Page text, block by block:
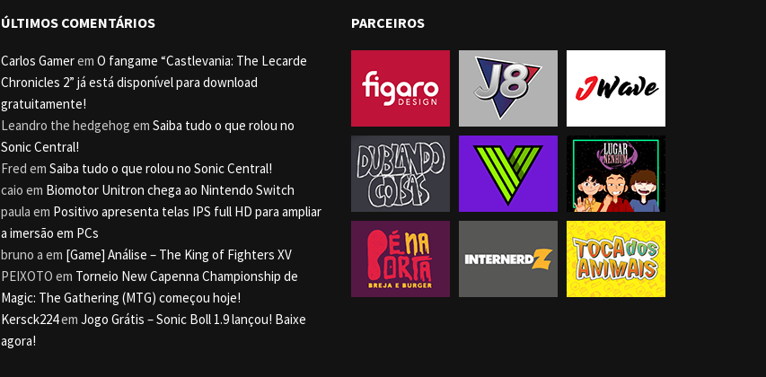
ÚLTIMOS COMENTÁRIOS
Carlos Gamerem O fangame “Castlevania: The Lecarde
Chronicles 2” já está disponível para download
gratuitamente!
Leandro the hedgehog em Saiba tudo o que rolou no
Sonic Central!
Fred em Saiba tudo o que rolou no Sonic Central!
caio em Biomotor Unitron chega ao Nintendo Switch
paula em Positivo apresenta telas IPS full HD para ampliar
a imersão em PCs
bruno a em [Game] Análise – The King of Fighters XV
PEIXOTO em Torneio New Capenna Championship de
Magic: The Gathering (MTG) começou hoje!
Kersck224em Jogo Grátis – Sonic Boll 1.9 lançou! Baixe
agora!
PARCEIROS